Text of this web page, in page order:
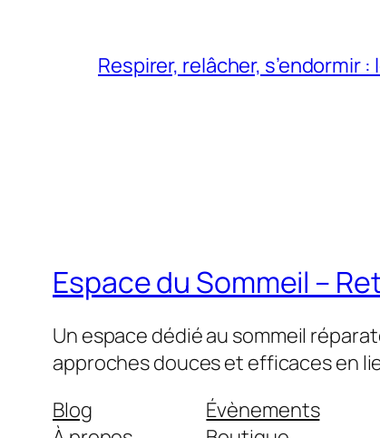
Respirer, relâcher, s’endormir
Espace du Sommeil –
Un espace dédié au sommeil
approches douces et efficaces en
Blog
Évènements